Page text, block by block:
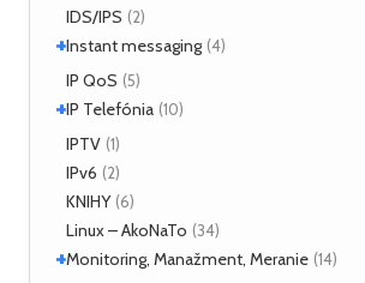
IDS/IPS (2)
+Instant messaging (4)
SIMPLE
XMPP (2)
IP QoS (5)
+IP Telefónia (10)
VoIP
IPTV (1)
IPv6 (2)
KNIHY (6)
Linux – AkoNaTo (34)
+Monitoring, Manažment, Meranie (14)